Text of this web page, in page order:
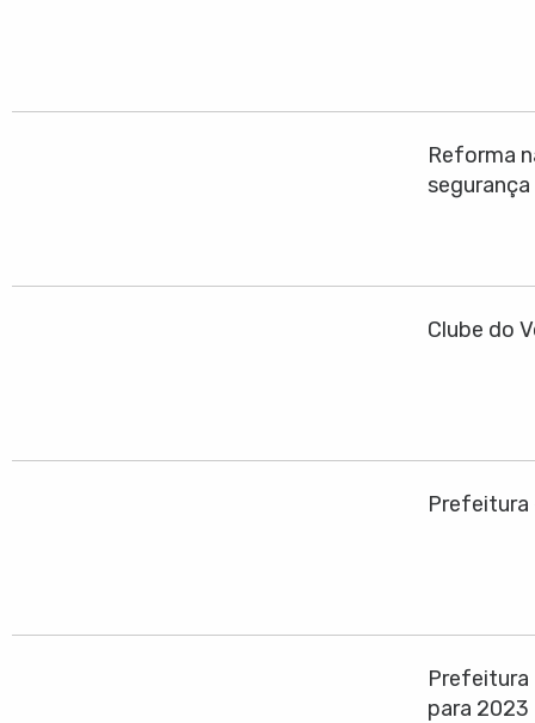
Reforma
segurança
Clube do
Prefeitura
Prefeitura
para 2023